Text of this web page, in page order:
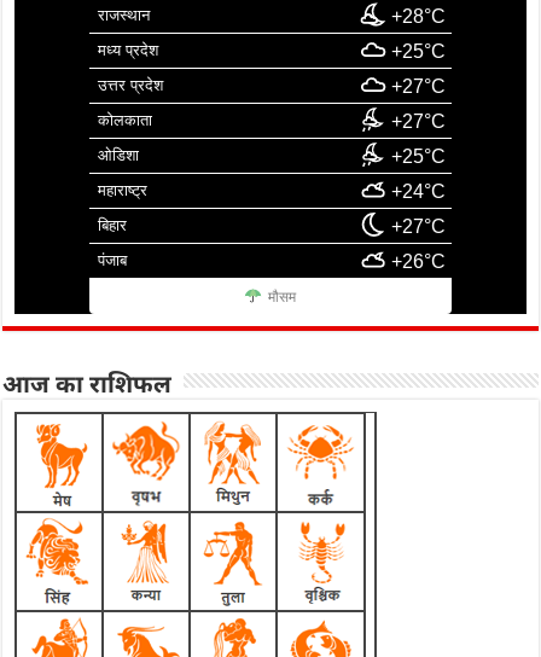
राजस्थान +28°C
मध्य प्रदेश +25°C
उत्तर प्रदेश +27°C
कोलकाता +27°C
ओडिशा +25°C
महाराष्ट्र +24°C
बिहार +27°C
पंजाब +26°C
मौसम
आज का राशिफल